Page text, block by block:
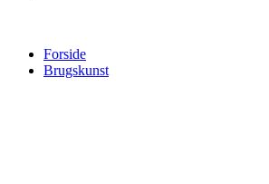
Forside
Brugskunst